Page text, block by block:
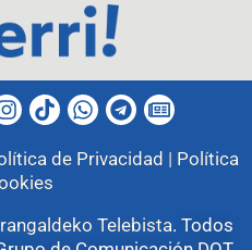
de Privacidad | Política
Telebista. Todos